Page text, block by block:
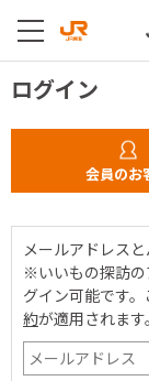
ログイン
会員のお
メールアドレス
※いいもの探訪の
グイン可能です。
約が適用されます。